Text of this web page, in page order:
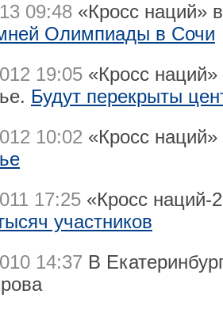
09:48 «Кросс наций»
Олимпиады в Сочи
19:05 «Кросс наций»
Будут перекрыты
10:02 «Кросс наций»
17:25 «Кросс наций-
участников
14:37 В